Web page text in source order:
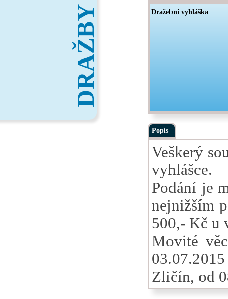
DRAŽBY Dražební vyhláška
Popis
Veškerý
vyhlášce.
Podání je
nejnižším
500,- Kč u
Movité
Zličín, od